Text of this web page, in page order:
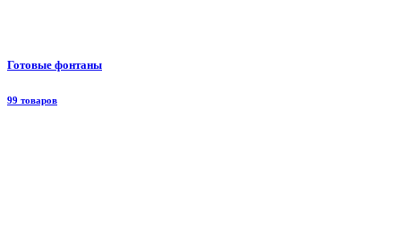
Готовые фонтаны
99 товаров